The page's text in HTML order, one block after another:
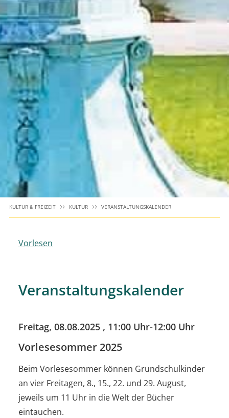
KULTUR & FREIZEIT KULTUR VERANSTALTUNGSKALENDER
Vorlesen
Veranstaltungskalender
Freitag, 08.08.2025 , 11:00 Uhr-12:00 Uhr
Vorlesesommer 2025
Beim Vorlesesommer können Grundschulkinder
an vier Freitagen, 8., 15., 22. und 29. August,
jeweils um 11 Uhr in die Welt der Bücher
eintauchen.